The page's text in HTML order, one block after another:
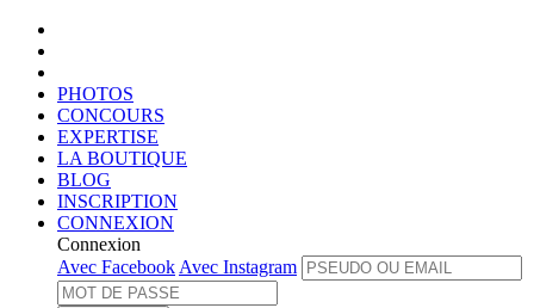
PHOTOS
CONCOURS
EXPERTISE
LA BOUTIQUE
BLOG
INSCRIPTION
CONNEXION
Connexion
Avec Facebook Avec Instagram